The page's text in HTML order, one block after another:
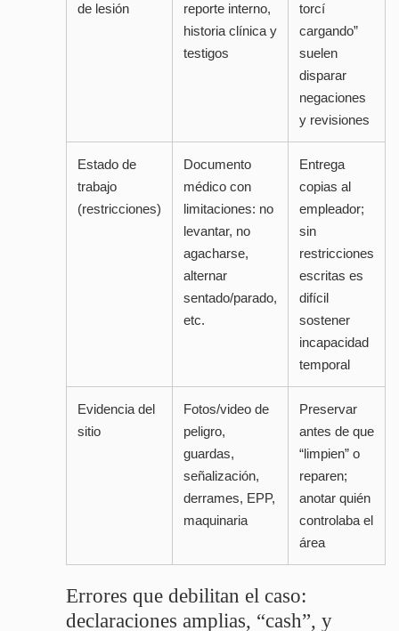
de lesión
reporte interno,
historia clínica y
testigos
torcí
cargando”
suelen
disparar
negaciones
y revisiones
Estado de
trabajo
(restricciones)
Documento
médico con
limitaciones: no
levantar, no
agacharse,
alternar
sentado/parado,
etc.
Entrega
copias al
empleador;
sin
restricciones
escritas es
difícil
sostener
incapacidad
temporal
Evidencia del
sitio
Fotos/video de
peligro,
guardas,
señalización,
derrames, EPP,
maquinaria
Preservar
antes de que
“limpien” o
reparen;
anotar quién
controlaba el
área
Errores que debilitan el caso:
declaraciones amplias, “cash”, y